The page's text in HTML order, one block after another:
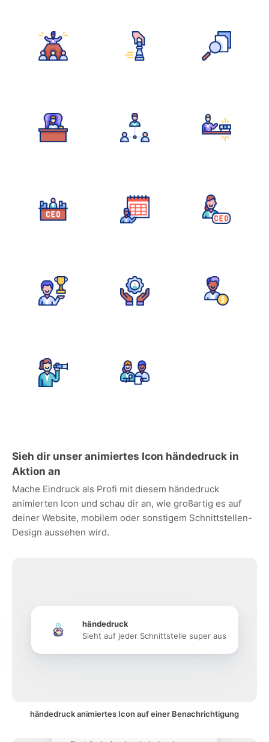
Sieh dir unser animiertes Icon händedruck in
Aktion an
Mache Eindruck als Profi mit diesem händedruck
animierten Icon und schau dir an, wie großartig es auf
deiner Website, mobilem oder sonstigem Schnittstellen-
Design aussehen wird.
händedruck
Sieht auf jeder Schnittstelle super aus
händedruck animiertes Icon auf einer Benachrichtigung